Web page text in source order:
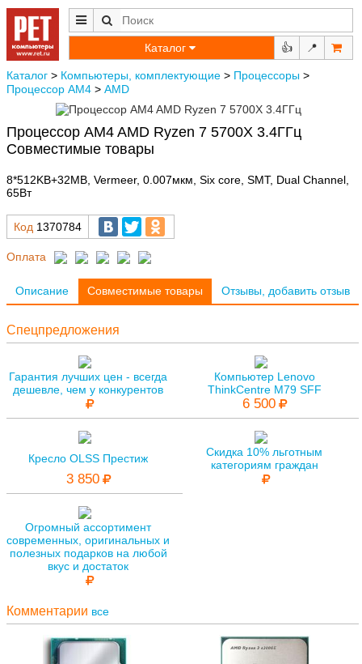
Каталог 👍 📍
Каталог > Компьютеры, комплектующие > Процессоры >
Процессор AM4 > AMD
Процессор AM4 AMD Ryzen 7 5700X 3.4ГГц
Совместимые товары
8*512KB+32MB, Vermeer, 0.007мкм, Six core, SMT, Dual Channel,
65Вт
Код 1370784
Оплата
Описание Совместимые товары Отзывы, добавить отзыв
Спецпредложения
Гарантия лучших цен - всегда
дешевле, чем у конкурентов
Компьютер Lenovo
ThinkCentre M79 SFF
6 500
Кресло OLSS Престиж
3 850
Скидка 10% льготным
категориям граждан
Огромный ассортимент
современных, оригинальных и
полезных подарков на любой
вкус и достаток
Комментарии все